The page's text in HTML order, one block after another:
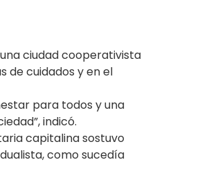
ciudad cooperativista
de cuidados y en el
para todos y una
indicó.
capitalina sostuvo
como sucedía